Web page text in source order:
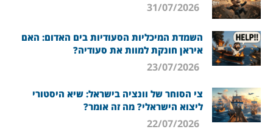
השמדת המיכליות הסעודיות בים האדום: האם
איראן חונקת למוות את סעודיה?
צי הסוחר של וונציה בישראל: שיא היסטורי
ליצוא הישראלי? מה זה אומר?